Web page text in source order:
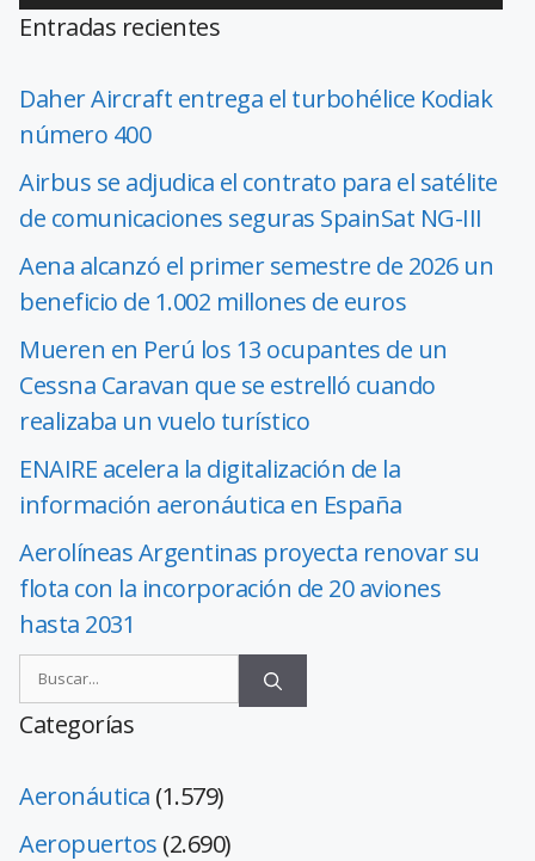
Entradas recientes
Daher Aircraft entrega el turbohélice Kodiak
número 400
Airbus se adjudica el contrato para el satélite
de comunicaciones seguras SpainSat NG-III
Aena alcanzó el primer semestre de 2026 un
beneficio de 1.002 millones de euros
Mueren en Perú los 13 ocupantes de un
Cessna Caravan que se estrelló cuando
realizaba un vuelo turístico
ENAIRE acelera la digitalización de la
información aeronáutica en España
Aerolíneas Argentinas proyecta renovar su
flota con la incorporación de 20 aviones
hasta 2031
Categorías
Aeronáutica (1.579)
Aeropuertos (2.690)